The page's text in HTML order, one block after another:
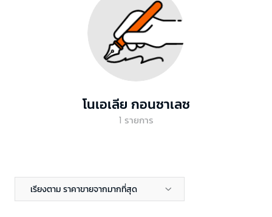
โนเอเลีย กอนซาเลซ
1 รายการ
เรียงตาม ราคาขายจากมากที่สุด